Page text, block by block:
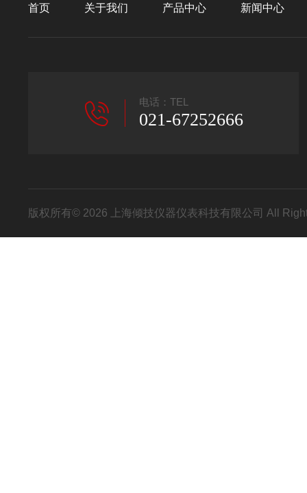
首页 关于我们 产品中心 新闻中心
电话：TEL
021-67252666
版权所有© 2026 上海倾技仪器仪表科技有限公司 All